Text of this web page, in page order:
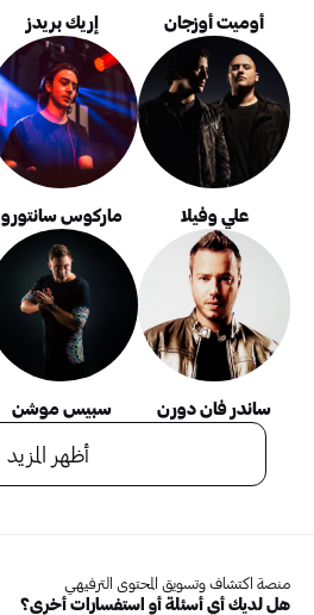
أوميت أوزجان إريك بريدز
علي وفيلا ماركوس سانتورو
ساندر فان دورن سبيس موشن
أظهر المزيد
منصة اكتشاف وتسويق المحتوى الترفيهي
هل لديك أي أسئلة أو استفسارات أخرى؟